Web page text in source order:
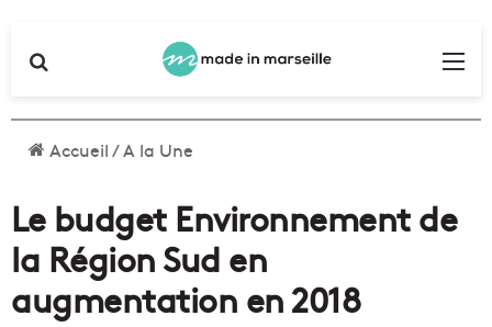
Accueil/A la Une
Le budget Environnement de
la Région Sud en
augmentation en 2018